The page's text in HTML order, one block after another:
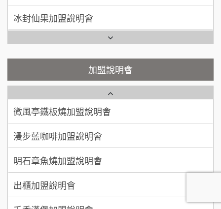
呂 先生/小姐
加盟預算 200萬~400萬
顏 先生/小姐 台北市
廖 先生/小姐 高雄市
加盟預算
Ramble Café 漫步藍咖啡加盟說明會
微風亭鐵板燒加盟說明會
【曉妍美妝】誠徵行政櫃檯
自助洗衣店誠徵代洗收送人員(台中市)
MUSHEN徵SPA美容芳療師
日十。早午食加盟說明會
拾鑶火鍋加盟說明會
加盟說明會
潮味決-湯滷專門店加盟說明會
鮮茶道加盟說明會
微風亭鐵板燒加盟說明會
漫步藍咖啡加盟說明會
明石章魚燒加盟說明會
出櫃加盟說明會
千香漢堡加盟說明會